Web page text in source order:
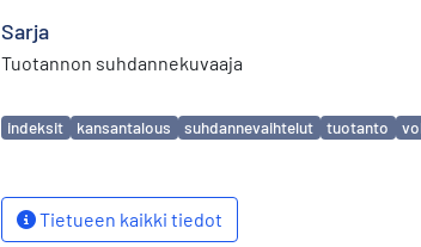
Sarja
Tuotannon suhdannekuvaaja
Avainsanat
indeksit kansantalous suhdannevaihtelut tuotanto
Tietueen kaikki tiedot